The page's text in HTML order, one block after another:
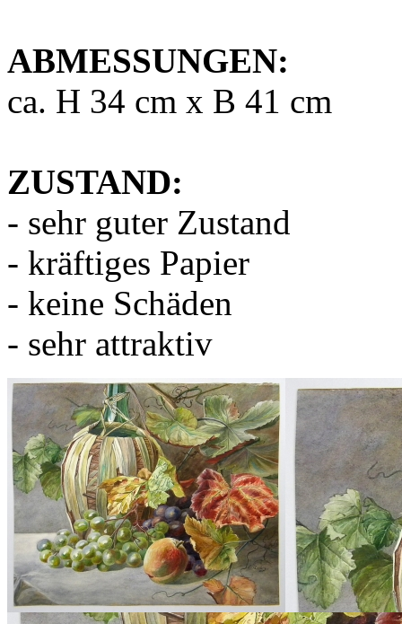
ABMESSUNGEN:
ca. H 34 cm x B 41 cm
ZUSTAND:
- sehr guter Zustand
- kräftiges Papier
- keine Schäden
- sehr attraktiv